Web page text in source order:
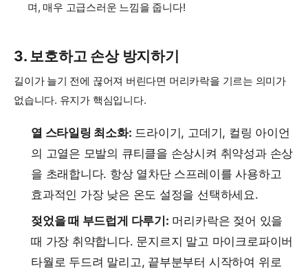
며, 매우 고급스러운 느낌을 줍니다!
3. 보호하고 손상 방지하기
길이가 늘기 전에 끊어져 버린다면 머리카락을 기르는 의미가
없습니다. 유지가 핵심입니다.
열 스타일링 최소화: 드라이기, 고데기, 컬링 아이언
의 고열은 모발의 큐티클을 손상시켜 취약성과 손상
을 초래합니다. 항상 열차단 스프레이를 사용하고
효과적인 가장 낮은 온도 설정을 선택하세요.
젖었을 때 부드럽게 다루기: 머리카락은 젖어 있을
때 가장 취약합니다. 문지르지 말고 마이크로파이버
타월로 두드려 말리고, 끝부분부터 시작하여 위로